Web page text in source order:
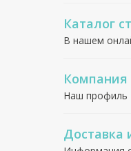
Каталог
В нашем
Компания
Наш профиль
Доставка